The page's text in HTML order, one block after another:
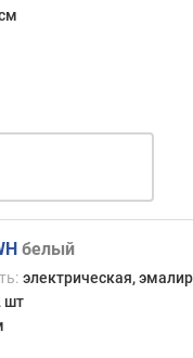
белый
электрическая,
шт